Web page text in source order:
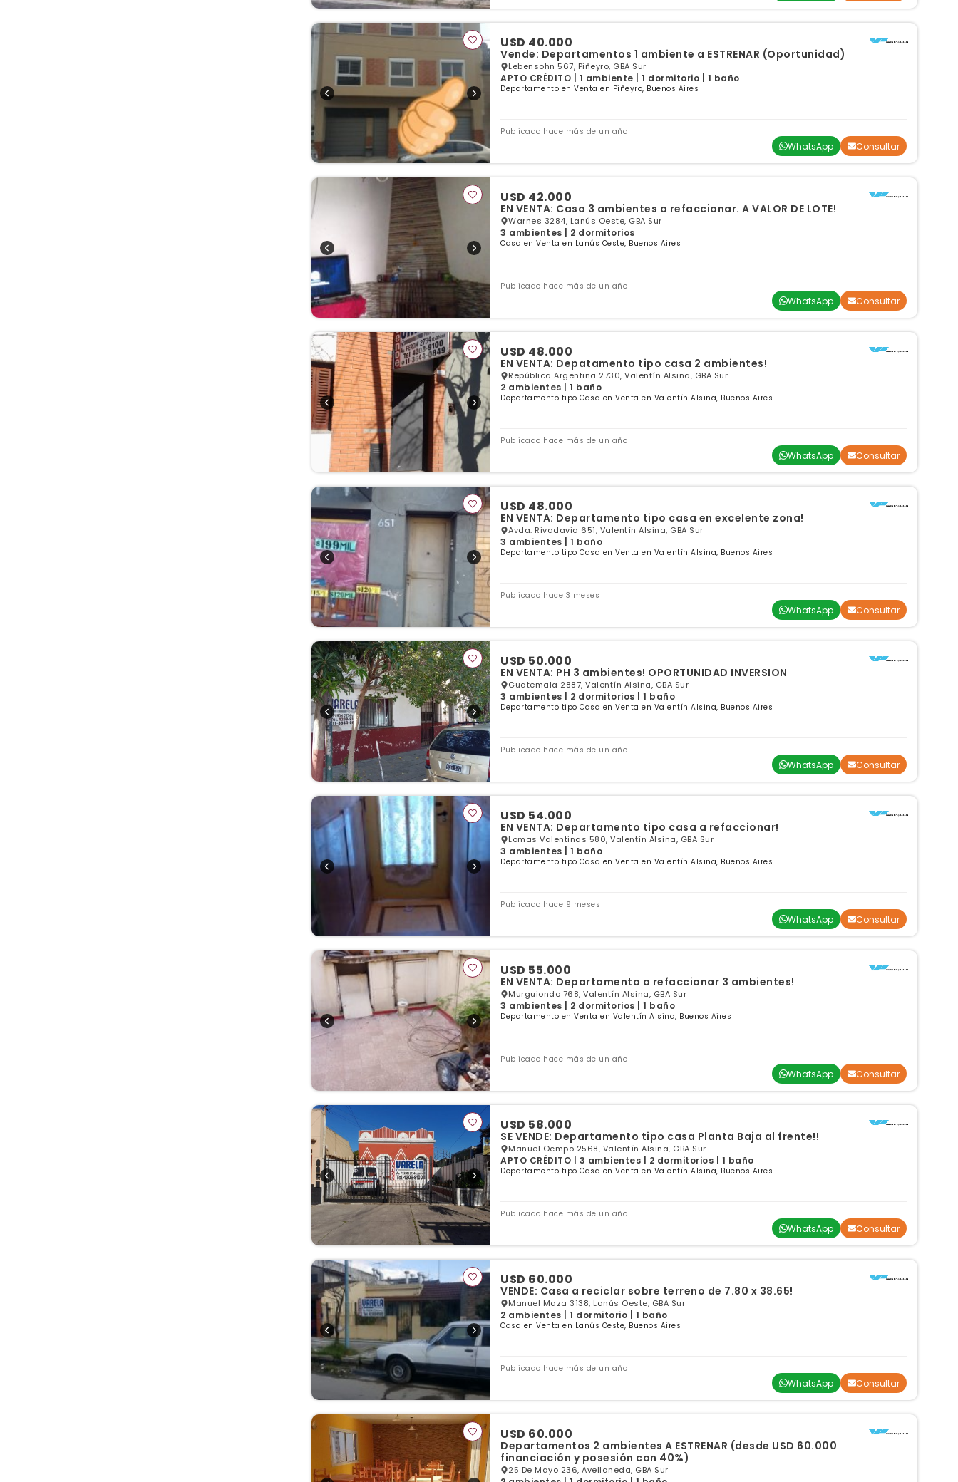
USD 40.000
Vende: Departamentos 1 ambiente a ESTRENAR (Oportunidad)
Lebensohn 567, Piñeyro, GBA Sur
APTO CRÉDITO | 1 ambiente | 1 dormitorio | 1 baño
Departamento en Venta en Piñeyro, Buenos Aires
Publicado hace más de un año
WhatsApp Consultar
USD 42.000
EN VENTA: Casa 3 ambientes a refaccionar. A VALOR DE LOTE!
Warnes 3284, Lanús Oeste, GBA Sur
3 ambientes | 2 dormitorios
Casa en Venta en Lanús Oeste, Buenos Aires
Publicado hace más de un año
WhatsApp Consultar
USD 48.000
EN VENTA: Depatamento tipo casa 2 ambientes!
República Argentina 2730, Valentín Alsina, GBA Sur
2 ambientes | 1 baño
Departamento tipo Casa en Venta en Valentín Alsina, Buenos Aires
Publicado hace más de un año
WhatsApp Consultar
USD 48.000
EN VENTA: Departamento tipo casa en excelente zona!
Avda. Rivadavia 651, Valentín Alsina, GBA Sur
3 ambientes | 1 baño
Departamento tipo Casa en Venta en Valentín Alsina, Buenos Aires
Publicado hace 3 meses
WhatsApp Consultar
USD 50.000
EN VENTA: PH 3 ambientes! OPORTUNIDAD INVERSION
Guatemala 2887, Valentín Alsina, GBA Sur
3 ambientes | 2 dormitorios | 1 baño
Departamento tipo Casa en Venta en Valentín Alsina, Buenos Aires
Publicado hace más de un año
WhatsApp Consultar
USD 54.000
EN VENTA: Departamento tipo casa a refaccionar!
Lomas Valentinas 580, Valentín Alsina, GBA Sur
3 ambientes | 1 baño
Departamento tipo Casa en Venta en Valentín Alsina, Buenos Aires
Publicado hace 9 meses
WhatsApp Consultar
USD 55.000
EN VENTA: Departamento a refaccionar 3 ambientes!
Murguiondo 768, Valentín Alsina, GBA Sur
3 ambientes | 2 dormitorios | 1 baño
Departamento en Venta en Valentín Alsina, Buenos Aires
Publicado hace más de un año
WhatsApp Consultar
USD 58.000
SE VENDE: Departamento tipo casa Planta Baja al frente!!
Manuel Ocmpo 2568, Valentín Alsina, GBA Sur
APTO CRÉDITO | 3 ambientes | 2 dormitorios | 1 baño
Departamento tipo Casa en Venta en Valentín Alsina, Buenos Aires
Publicado hace más de un año
WhatsApp Consultar
USD 60.000
VENDE: Casa a reciclar sobre terreno de 7.80 x 38.65!
Manuel Maza 3138, Lanús Oeste, GBA Sur
2 ambientes | 1 dormitorio | 1 baño
Casa en Venta en Lanús Oeste, Buenos Aires
Publicado hace más de un año
WhatsApp Consultar
USD 60.000
Departamentos 2 ambientes A ESTRENAR (desde USD 60.000
financiación y posesión con 40%)
25 De Mayo 236, Avellaneda, GBA Sur